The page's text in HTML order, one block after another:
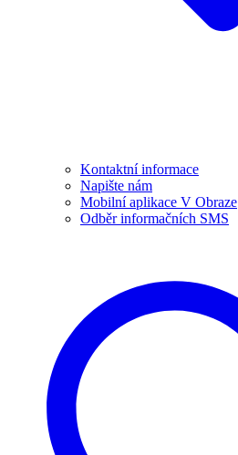
Kontaktní informace
Napište nám
Mobilní aplikace V Obraze
Odběr informačních SMS